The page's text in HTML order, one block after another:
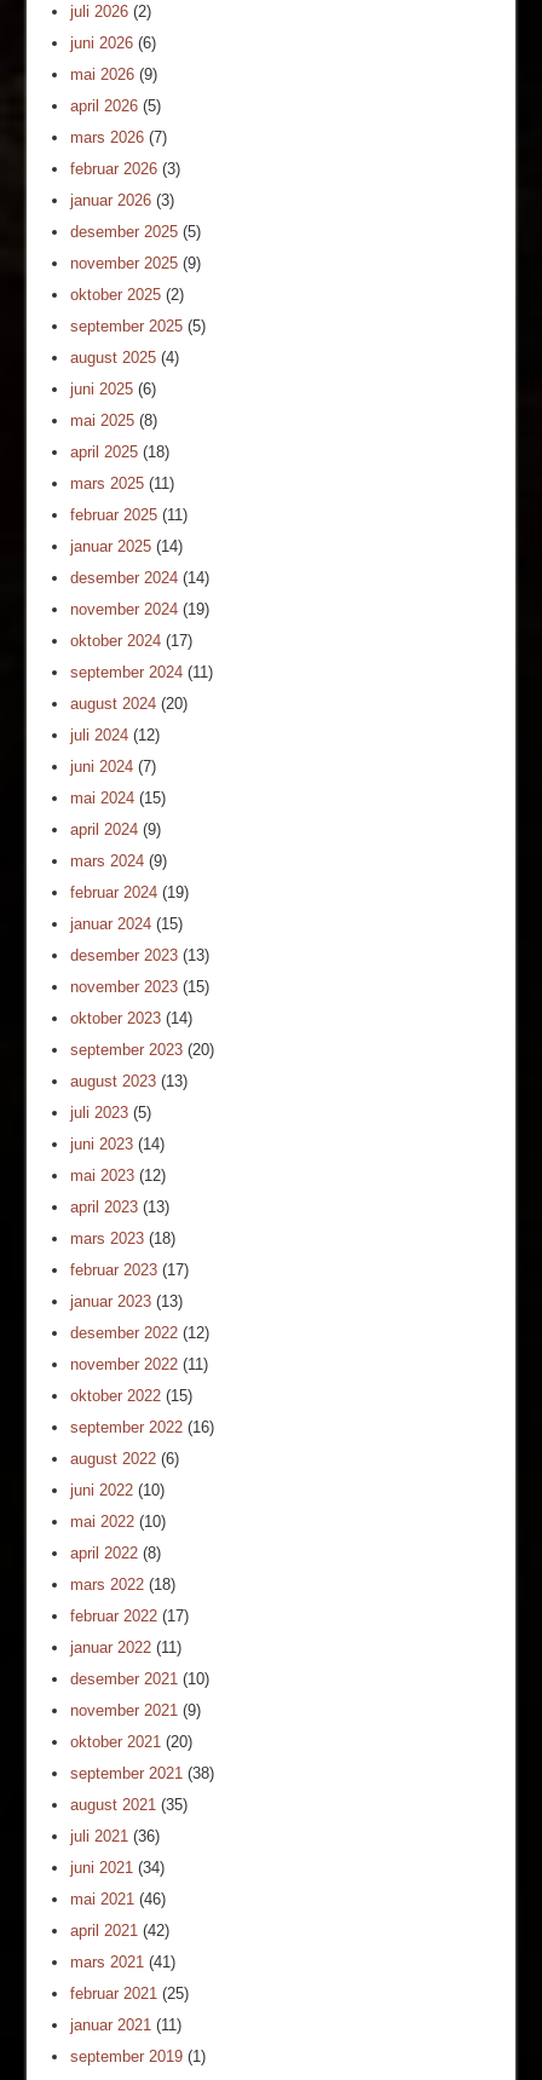
juli 2026 (2)
juni 2026 (6)
mai 2026 (9)
april 2026 (5)
mars 2026 (7)
februar 2026 (3)
januar 2026 (3)
desember 2025 (5)
november 2025 (9)
oktober 2025 (2)
september 2025 (5)
august 2025 (4)
juni 2025 (6)
mai 2025 (8)
april 2025 (18)
mars 2025 (11)
februar 2025 (11)
januar 2025 (14)
desember 2024 (14)
november 2024 (19)
oktober 2024 (17)
september 2024 (11)
august 2024 (20)
juli 2024 (12)
juni 2024 (7)
mai 2024 (15)
april 2024 (9)
mars 2024 (9)
februar 2024 (19)
januar 2024 (15)
desember 2023 (13)
november 2023 (15)
oktober 2023 (14)
september 2023 (20)
august 2023 (13)
juli 2023 (5)
juni 2023 (14)
mai 2023 (12)
april 2023 (13)
mars 2023 (18)
februar 2023 (17)
januar 2023 (13)
desember 2022 (12)
november 2022 (11)
oktober 2022 (15)
september 2022 (16)
august 2022 (6)
juni 2022 (10)
mai 2022 (10)
april 2022 (8)
mars 2022 (18)
februar 2022 (17)
januar 2022 (11)
desember 2021 (10)
november 2021 (9)
oktober 2021 (20)
september 2021 (38)
august 2021 (35)
juli 2021 (36)
juni 2021 (34)
mai 2021 (46)
april 2021 (42)
mars 2021 (41)
februar 2021 (25)
januar 2021 (11)
september 2019 (1)